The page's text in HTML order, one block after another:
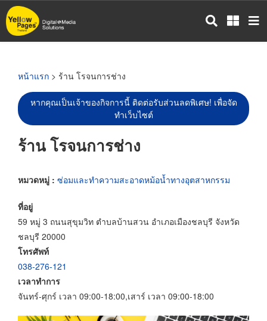
ข้าม
ไป
หน้าแรก > ร้าน โรจนการช่าง
หากคุณเป็นเจ้าของกิจการนี้ ติดต่อรับส่วนลดพิเศษ! เพื่อจัด
ทำเว็บไซต์
ร้าน โรจนการช่าง
หมวดหมู่ : ซ่อมและทำความสะอาดหม้อน้ำทางอุตสาหกรรม
ที่อยู่
59 หมู่ 3 ถนนสุขุมวิท ตำบลบ้านสวน อำเภอเมืองชลบุรี จังหวัด
ชลบุรี 20000
โทรศัพท์
038-276-121
เวลาทำการ
จันทร์-ศุกร์ เวลา 09:00-18:00,เสาร์ เวลา 09:00-18:00